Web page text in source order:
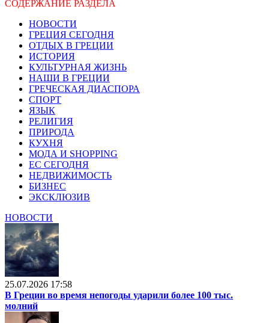
СОДЕРЖАНИЕ РАЗДЕЛА
НОВОСТИ
ГРЕЦИЯ СЕГОДНЯ
ОТДЫХ В ГРЕЦИИ
ИСТОРИЯ
КУЛЬТУРНАЯ ЖИЗНЬ
НАШИ В ГРЕЦИИ
ГРЕЧЕСКАЯ ДИАСПОРА
СПОРТ
ЯЗЫК
РЕЛИГИЯ
ПРИРОДА
КУХНЯ
МОДА И SHOPPING
ЕС СЕГОДНЯ
НЕДВИЖИМОСТЬ
БИЗНЕС
ЭКСКЛЮЗИВ
НОВОСТИ
25.07.2026 17:58
В Греции во время непогоды ударили более 100 тыс.
молний